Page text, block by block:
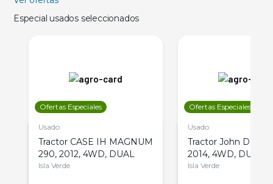
Especial usados seleccionados
Ofertas Especiales
Usado
Tractor CASE IH MAGNUM
290, 2012, 4WD, DUAL
Isla Verde
Ofertas Especiales
Usado
Tractor John Deere
2014, 4WD, DUAL
Isla Verde